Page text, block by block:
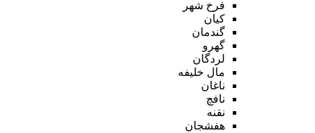
فرخ شهر
کیان
گندمان
گهرو
لردگان
مال خلیفه
ناغان
نافچ
نقنه
هفشجان